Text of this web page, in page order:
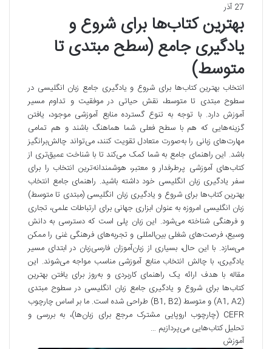
27 آذر
بهترین کتاب‌ها برای شروع و
یادگیری جامع (سطح مبتدی تا
متوسط)
انتخاب بهترین کتاب‌ها برای شروع و یادگیری جامع زبان انگلیسی در
سطوح مبتدی تا متوسط، نقش حیاتی در موفقیت و تداوم مسیر
آموزش دارد. با توجه به تنوع گسترده منابع آموزشی موجود، یافتن
گزینه‌هایی که هم با سطح فعلی شما هماهنگ باشند و هم تمامی
مهارت‌های زبانی را به‌صورت متعادل تقویت کنند، می‌تواند چالش‌برانگیز
باشد. این راهنمای جامع به شما کمک می‌کند تا با شناخت عمیق‌تری از
کتاب‌های آموزشی پرطرفدار و معتبر، هوشمندانه‌ترین انتخاب را برای
سفر یادگیری زبان انگلیسی خود داشته باشید. راهنمای جامع انتخاب
بهترین کتاب‌ها برای شروع و یادگیری زبان انگلیسی (مبتدی تا متوسط)
زبان انگلیسی امروزه به عنوان ابزاری جهانی برای ارتباطات علمی، تجاری
و فرهنگی شناخته می‌شود. این زبان پلی است که دسترسی به دانش
وسیع، فرصت‌های شغلی بین‌المللی و تجربه‌های فرهنگی غنی را ممکن
می‌سازد. با این حال، بسیاری از زبان‌آموزان فارسی‌زبان در ابتدای مسیر
یادگیری، با چالش انتخاب منابع آموزشی مناسب مواجه می‌شوند. این
مقاله با هدف ارائه یک راهنمای کاربردی و به‌روز برای یافتن بهترین
کتاب‌ها برای شروع و یادگیری جامع زبان انگلیسی در سطوح مبتدی
(A1, A2) و متوسط (B1, B2) طراحی شده است. ما بر اساس چارچوب
CEFR (چارچوب اروپایی مشترک مرجع برای زبان‌ها)، به بررسی و
تحلیل کتاب‌هایی می‌پردازیم …
آموزش